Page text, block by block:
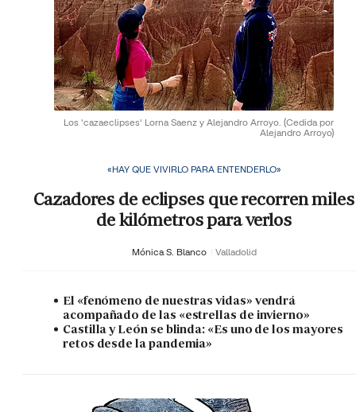
Los 'cazaeclipses' Lorna Saenz y Alejandro Arroyo. (Cedida por
Alejandro Arroyo)
«HAY QUE VIVIRLO PARA ENTENDERLO»
Cazadores de eclipses que recorren miles
de kilómetros para verlos
Mónica S. Blanco Valladolid
El «fenómeno de nuestras vidas» vendrá
acompañado de las «estrellas de invierno»
Castilla y León se blinda: «Es uno de los mayores
retos desde la pandemia»